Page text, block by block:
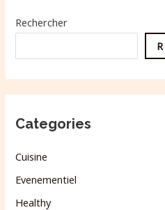
Rechercher
Categories
Cuisine
Evenementiel
Healthy